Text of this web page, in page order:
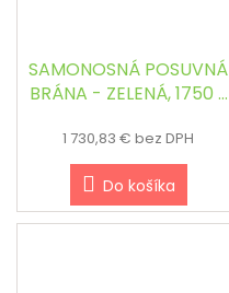
SAMONOSNÁ POSUVNÁ
BRÁNA - ZELENÁ, 1750 x
1 730,83 € bez DPH
Do košíka